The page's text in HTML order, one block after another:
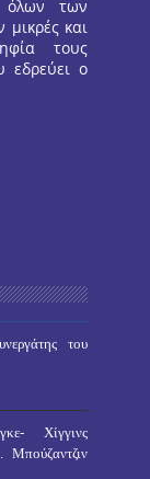
όλων των
και
τους
εδρεύει ο
του
Χίγγινς
Μπούζαντζιν